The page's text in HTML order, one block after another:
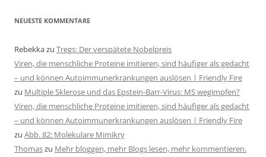
NEUESTE KOMMENTARE
Rebekkazu Tregs: Der verspätete Nobelpreis
Viren, die menschliche Proteine imitieren, sind häufiger als gedacht
– und können Autoimmunerkrankungen auslösen | Friendly Fire
zu Multiple Sklerose und das Epstein-Barr-Virus: MS wegimpfen?
Viren, die menschliche Proteine imitieren, sind häufiger als gedacht
– und können Autoimmunerkrankungen auslösen | Friendly Fire
zu Abb. 82: Molekulare Mimikry
Thomaszu Mehr bloggen, mehr Blogs lesen, mehr kommentieren.